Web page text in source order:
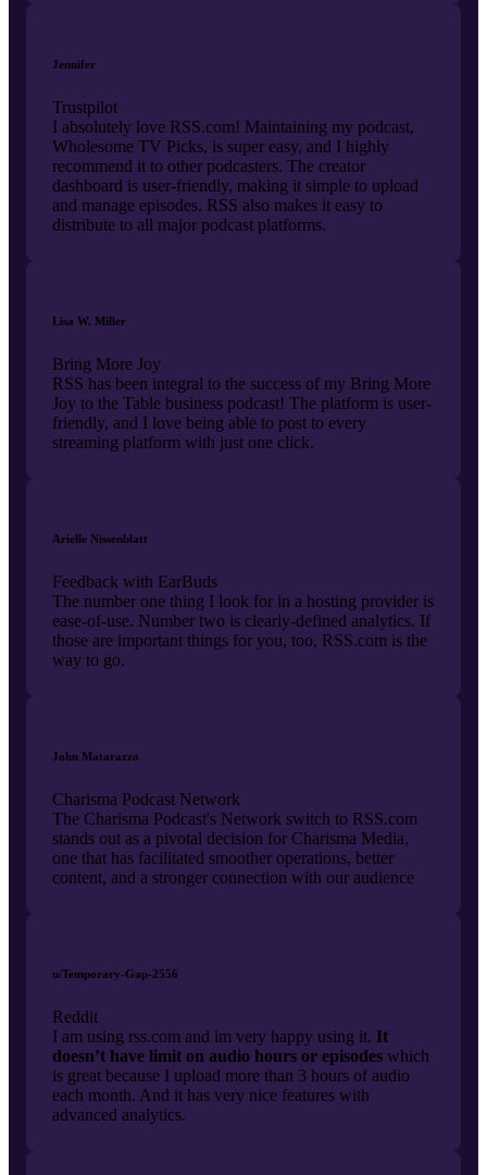
Jennifer
Trustpilot
I absolutely love RSS.com! Maintaining my podcast,
Wholesome TV Picks, is super easy, and I highly
recommend it to other podcasters. The creator
dashboard is user-friendly, making it simple to upload
and manage episodes. RSS also makes it easy to
distribute to all major podcast platforms.
Lisa W. Miller
Bring More Joy
RSS has been integral to the success of my Bring More
Joy to the Table business podcast! The platform is user-
friendly, and I love being able to post to every
streaming platform with just one click.
Arielle Nissenblatt
Feedback with EarBuds
The number one thing I look for in a hosting provider is
ease-of-use. Number two is clearly-defined analytics. If
those are important things for you, too, RSS.com is the
way to go.
John Matarazzo
Charisma Podcast Network
The Charisma Podcast's Network switch to RSS.com
stands out as a pivotal decision for Charisma Media,
one that has facilitated smoother operations, better
content, and a stronger connection with our audience
u/Temporary-Gap-2556
Reddit
I am using rss.com and im very happy using it. It
doesn’t have limit on audio hours or episodes which
is great because I upload more than 3 hours of audio
each month. And it has very nice features with
advanced analytics.